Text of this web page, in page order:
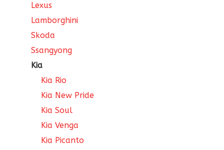
Lexus
Lamborghini
Skoda
Ssangyong
Kia
Kia Rio
Kia New Pride
Kia Soul
Kia Venga
Kia Picanto